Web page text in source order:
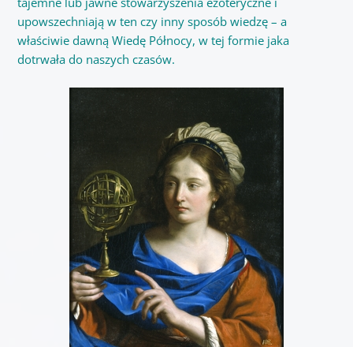
upowszechniają w ten czy inny sposób wiedzę – a
właściwie dawną Wiedę Północy, w tej formie jaka
dotrwała do naszych czasów.